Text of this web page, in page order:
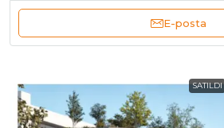
E-posta
SATILDI